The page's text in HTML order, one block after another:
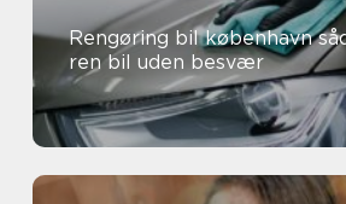
Rengøring bil københavn sådan får du en
ren bil uden besvær